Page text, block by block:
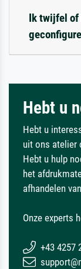
Ik twijfel of
Hebt u
Hebt u
uit ons atelier
Hebt u hulp
het
afhandelen
Onze experts
+43 4257